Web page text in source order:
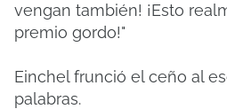
vengan también! ¡Esto
premio gordo!"
Einchel frunció el ceño al
palabras.